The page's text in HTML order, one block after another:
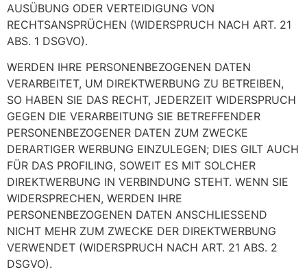
AUSÜBUNG ODER VERTEIDIGUNG VON
RECHTSANSPRÜCHEN (WIDERSPRUCH NACH ART. 21
ABS. 1 DSGVO).
WERDEN IHRE PERSONENBEZOGENEN DATEN
VERARBEITET, UM DIREKTWERBUNG ZU BETREIBEN,
SO HABEN SIE DAS RECHT, JEDERZEIT WIDERSPRUCH
GEGEN DIE VERARBEITUNG SIE BETREFFENDER
PERSONENBEZOGENER DATEN ZUM ZWECKE
DERARTIGER WERBUNG EINZULEGEN; DIES GILT AUCH
FÜR DAS PROFILING, SOWEIT ES MIT SOLCHER
DIREKTWERBUNG IN VERBINDUNG STEHT. WENN SIE
WIDERSPRECHEN, WERDEN IHRE
PERSONENBEZOGENEN DATEN ANSCHLIESSEND
NICHT MEHR ZUM ZWECKE DER DIREKTWERBUNG
VERWENDET (WIDERSPRUCH NACH ART. 21 ABS. 2
DSGVO).